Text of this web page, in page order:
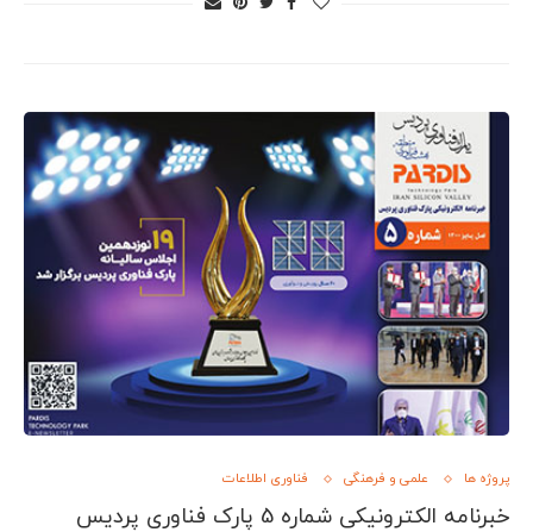
پروژه ها علمی و فرهنگی فناوری اطلاعات
خبرنامه الکترونیکی شماره 5 پارک فناوری پردیس